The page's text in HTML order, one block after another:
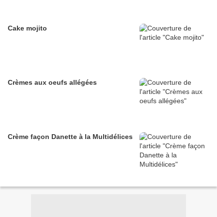
Cake mojito
Crèmes aux oeufs allégées
Crème façon Danette à la Multidélices